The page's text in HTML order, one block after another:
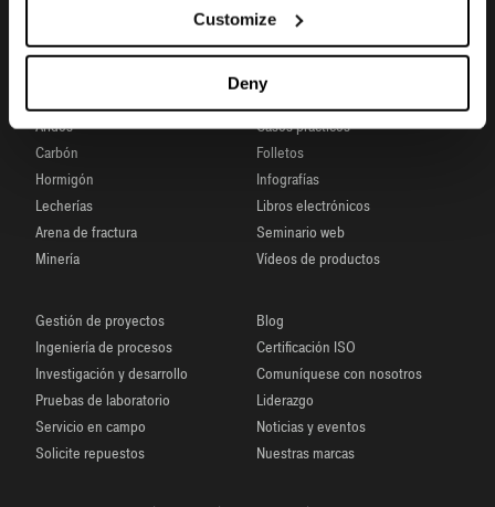
Customize
Deny
Áridos
Carbón
Hormigón
Lecherías
Arena de fractura
Minería
Casos prácticos
Folletos
Infografías
Libros electrónicos
Seminario web
Vídeos de productos
Gestión de proyectos
Ingeniería de procesos
Investigación y desarrollo
Pruebas de laboratorio
Servicio en campo
Solicite repuestos
Blog
Certificación ISO
Comuníquese con nosotros
Liderazgo
Noticias y eventos
Nuestras marcas